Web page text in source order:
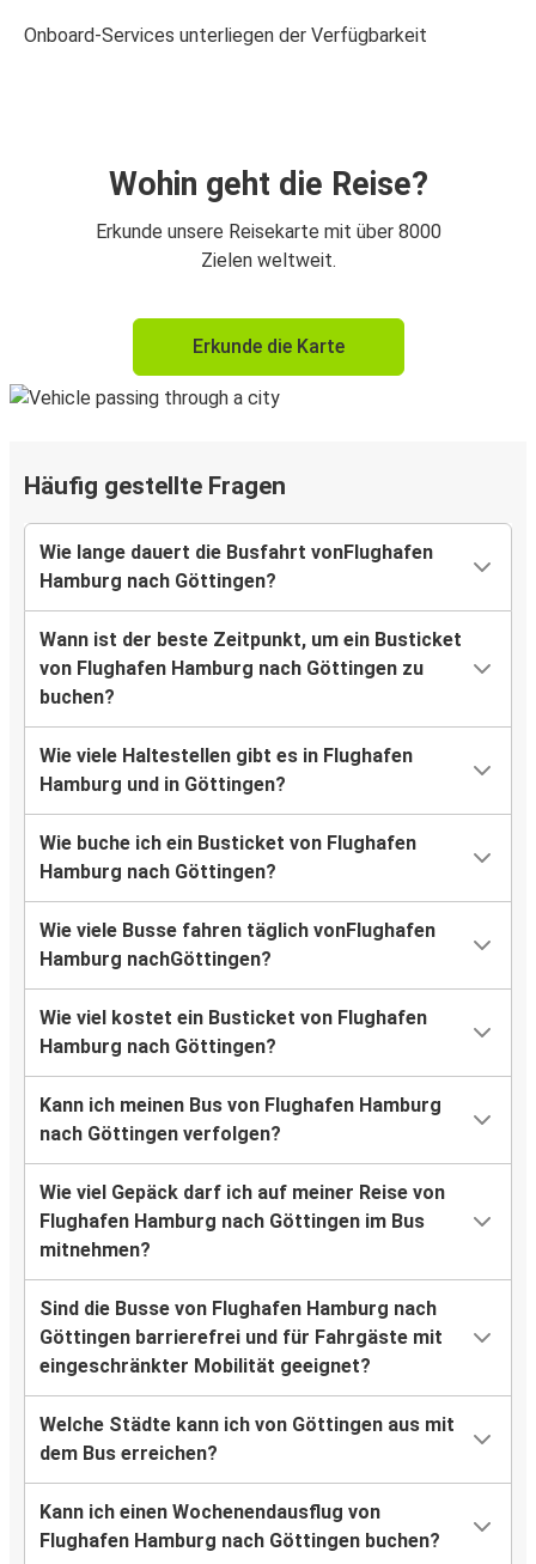
Onboard-Services unterliegen der Verfügbarkeit
Wohin geht die Reise?
Erkunde unsere Reisekarte mit über 8000
Zielen weltweit.
Erkunde die Karte
Häufig gestellte Fragen
Wie lange dauert die Busfahrt vonFlughafen
Hamburg nach Göttingen?
Wann ist der beste Zeitpunkt, um ein Busticket
von Flughafen Hamburg nach Göttingen zu
buchen?
Wie viele Haltestellen gibt es in Flughafen
Hamburg und in Göttingen?
Wie buche ich ein Busticket von Flughafen
Hamburg nach Göttingen?
Wie viele Busse fahren täglich vonFlughafen
Hamburg nachGöttingen?
Wie viel kostet ein Busticket von Flughafen
Hamburg nach Göttingen?
Kann ich meinen Bus von Flughafen Hamburg
nach Göttingen verfolgen?
Wie viel Gepäck darf ich auf meiner Reise von
Flughafen Hamburg nach Göttingen im Bus
mitnehmen?
Sind die Busse von Flughafen Hamburg nach
Göttingen barrierefrei und für Fahrgäste mit
eingeschränkter Mobilität geeignet?
Welche Städte kann ich von Göttingen aus mit
dem Bus erreichen?
Kann ich einen Wochenendausflug von
Flughafen Hamburg nach Göttingen buchen?